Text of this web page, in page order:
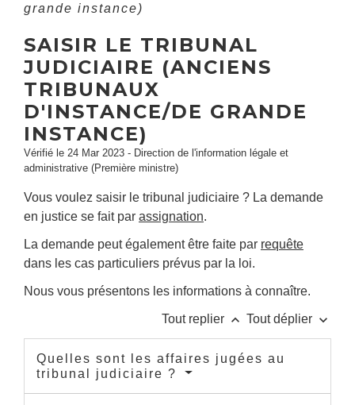
grande instance)
SAISIR LE TRIBUNAL
JUDICIAIRE (ANCIENS
TRIBUNAUX
D'INSTANCE/DE GRANDE
INSTANCE)
Vérifié le 24 Mar 2023 - Direction de l'information légale et
administrative (Première ministre)
Vous voulez saisir le tribunal judiciaire ? La demande
en justice se fait par assignation.
La demande peut également être faite par requête
dans les cas particuliers prévus par la loi.
Nous vous présentons les informations à connaître.
Tout replier keyboard_arrow_up Tout déplier keyboard_arrow_down
Quelles sont les affaires jugées au
tribunal judiciaire ?